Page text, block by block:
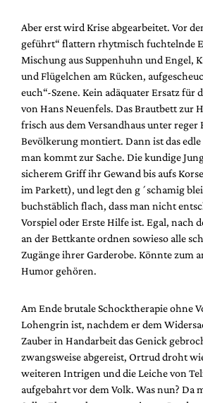
Aber erst wird Krise abgearbeitet. Vor
geführt“ flattern rhytmisch fuchtelnde
Mischung aus Suppenhuhn und Engel,
und Flügelchen am Rücken,
euch“-Szene. Kein adäquater Ersatz für
von Hans Neuenfels. Das Brautbett zur
frisch aus dem Versandhaus unter reger
Bevölkerung montiert. Dann ist das
man kommt zur Sache. Die kundige
sicherem Griff ihr Gewand bis aufs
im Parkett), und legt den g´schamig
buchstäblich flach, dass man nicht
Vorspiel oder Erste Hilfe ist. Egal, nach
an der Bettkante ordnen sowieso alle
Zugänge ihrer Garderobe. Könnte zum
Humor gehören.
Am Ende brutale Schocktherapie ohne
Lohengrin ist, nachdem er dem
Zauber in Handarbeit das Genick
zwangsweise abgereist, Ortrud droht
weiteren Intrigen und die Leiche von
aufgebahrt vor dem Volk. Was nun? Da